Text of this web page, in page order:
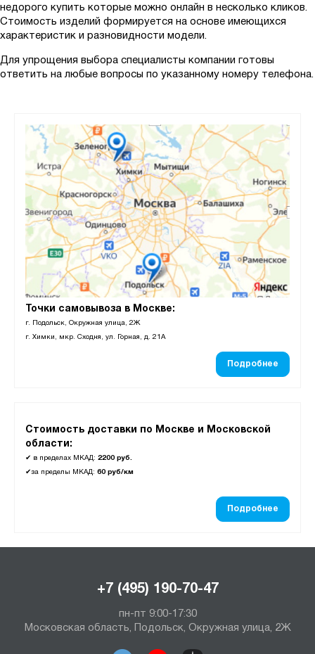
Точки самовывоза в Москве:
г. Подольск, Окружная улица, 2Ж
г. Химки, мкр. Сходня, ул. Горная, д. 21А
Подробнее
Стоимость доставки по Москве и Московской
области:
✔ в пределах МКАД: 2200 руб.
✔за пределы МКАД: 60 руб/км
Подробнее
недорого купить которые можно онлайн в несколько кликов.
Стоимость изделий формируется на основе имеющихся
характеристик и разновидности модели.
Для упрощения выбора специалисты компании готовы
ответить на любые вопросы по указанному номеру телефона.
+7 (495) 190-70-47
пн-пт 9:00-17:30
Московская область, Подольск, Окружная улица, 2Ж